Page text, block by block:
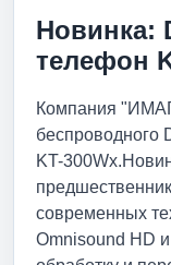
Новинка:
телефон
Компания
беспроводного
KT-
современных
Omnisound HD